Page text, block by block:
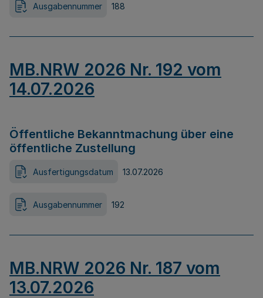
Ausgabennummer 188
MB.NRW 2026 Nr. 192 vom
14.07.2026
Öffentliche Bekanntmachung über eine
öffentliche Zustellung
Ausfertigungsdatum 13.07.2026
Ausgabennummer 192
MB.NRW 2026 Nr. 187 vom
13.07.2026